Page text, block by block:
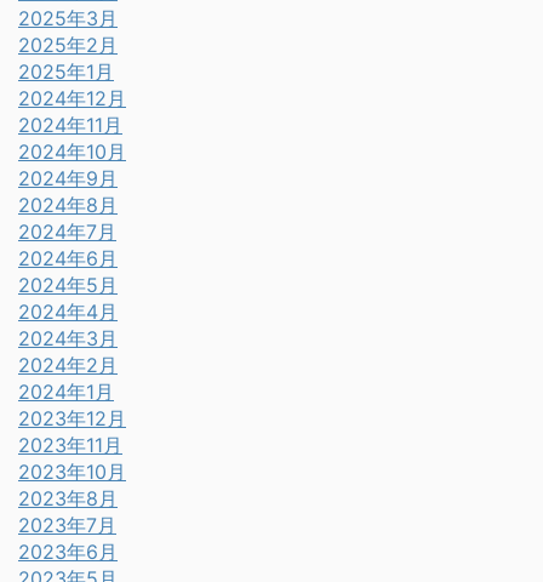
2025年3月
2025年2月
2025年1月
2024年12月
2024年11月
2024年10月
2024年9月
2024年8月
2024年7月
2024年6月
2024年5月
2024年4月
2024年3月
2024年2月
2024年1月
2023年12月
2023年11月
2023年10月
2023年8月
2023年7月
2023年6月